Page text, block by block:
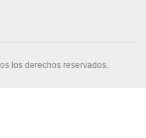
los derechos reservados.